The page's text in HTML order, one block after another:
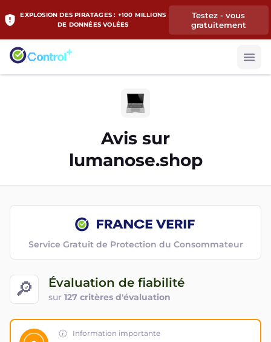
EXPLOSION DES PIRATAGES : +100 MILLIONS
DE DONNÉES VOLÉES
Testez - vous
gratuitement
Avis sur
lumanose.shop
🔎 Évaluation de fiabilité
sur 127 critères d'évaluation
Service Gratuit de Protection du Consommateur
Information importante